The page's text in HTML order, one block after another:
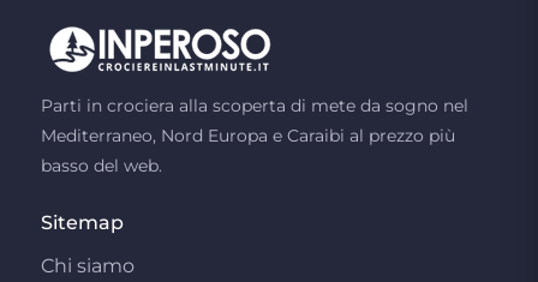
Parti in crociera alla scoperta di mete da sogno nel
Mediterraneo, Nord Europa e Caraibi al prezzo più
basso del web.
Sitemap
Chi siamo